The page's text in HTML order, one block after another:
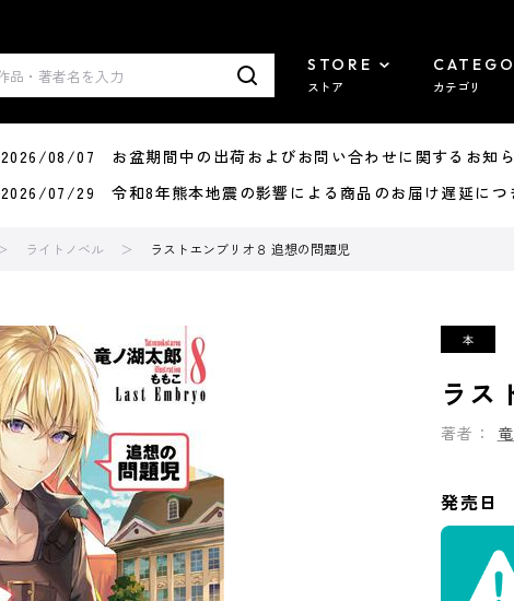
STORE
ストア カテゴリ
2026/08/07 お盆期間中の出荷およびお問い合わせに関するお知
2026/07/29 令和8年熊本地震の影響による商品のお届け遅延につ
ライトノベル ラストエンブリオ８ 追想の問題児
ラス
著者：
発売日